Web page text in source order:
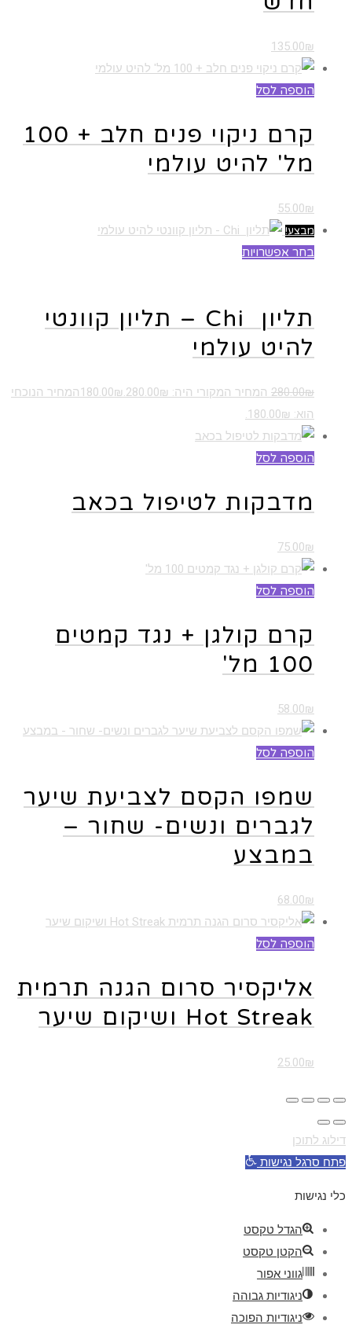
135.00₪
הוספה לסל
קרם ניקוי פנים חלב + 100
מל' להיט עולמי
55.00₪
מבצע!
בחר אפשרויות
תליון Chi – תליון קוונטי
להיט עולמי
280.00₪ המחיר המקורי היה: 280.00₪. 180.00₪
המחיר הנוכחי
הוא: 180.00₪.
הוספה לסל
מדבקות לטיפול בכאב
75.00₪
הוספה לסל
קרם קולגן + נגד קמטים
100 מל'
58.00₪
הוספה לסל
שמפו הקסם לצביעת שיער
לגברים ונשים- שחור –
במבצע
68.00₪
הוספה לסל
אליקסיר סרום הגנה תרמית
Hot Streak ושיקום שיער
25.00₪
דילוג לתוכן
פתח סרגל נגישות
כלי נגישות
הגדל טקסט
הקטן טקסט
גווני אפור
ניגודיות גבוהה
ניגודיות הפוכה